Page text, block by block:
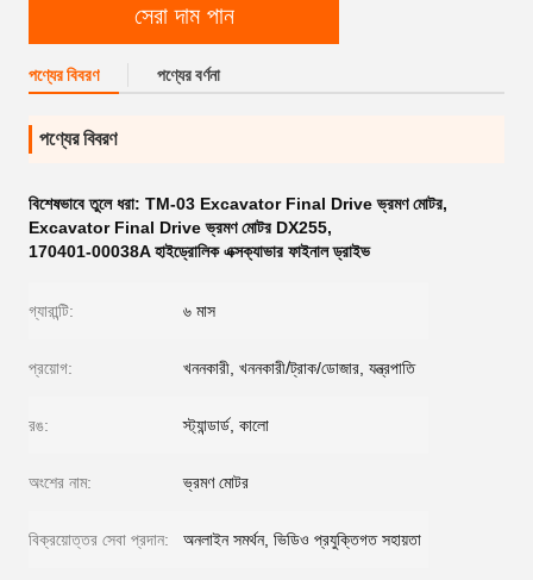
সেরা দাম পান
পণ্যের বিবরণ পণ্যের বর্ণনা
পণ্যের বিবরণ
বিশেষভাবে তুলে ধরা: TM-03 Excavator Final Drive ভ্রমণ মোটর,
Excavator Final Drive ভ্রমণ মোটর DX255,
170401-00038A হাইড্রোলিক এক্সক্যাভার ফাইনাল ড্রাইভ
গ্যারান্টি: ৬ মাস
প্রয়োগ: খননকারী, খননকারী/ট্রাক/ডোজার, যন্ত্রপাতি
রঙ: স্ট্যান্ডার্ড, কালো
অংশের নাম: ভ্রমণ মোটর
বিক্রয়োত্তর সেবা প্রদান: অনলাইন সমর্থন, ভিডিও প্রযুক্তিগত সহায়তা